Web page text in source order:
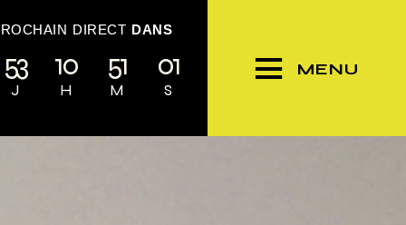
DIRECT DANS
53
J
10
H
50
M
59
S
MENU